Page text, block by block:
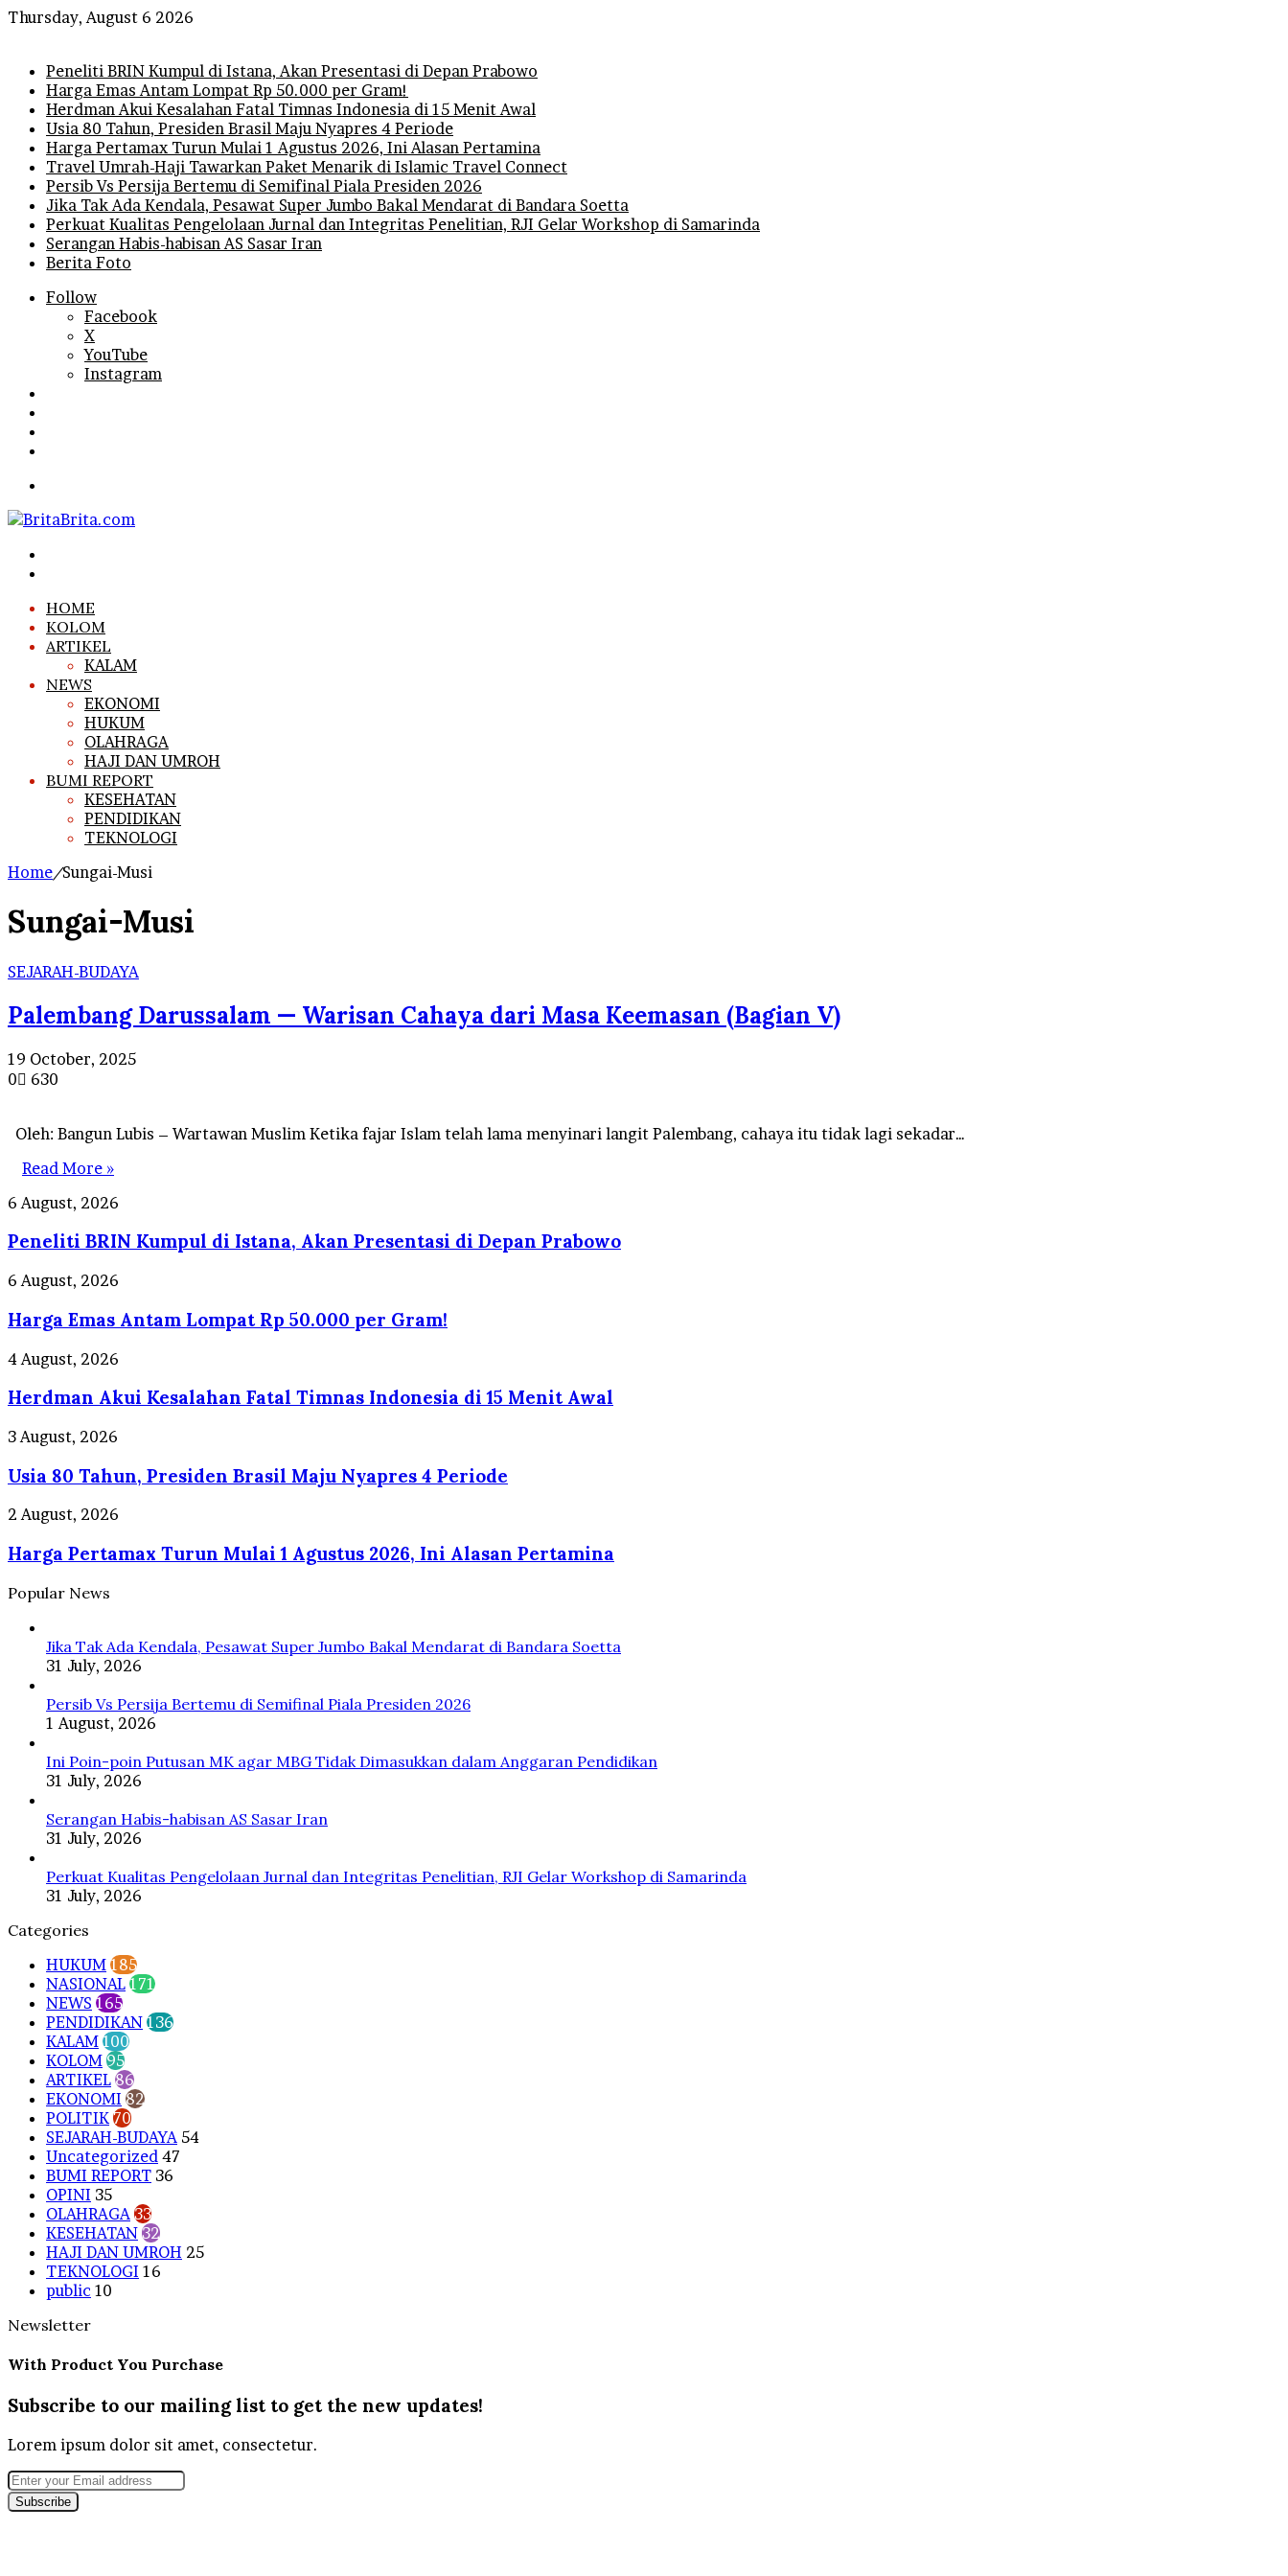
Thursday, August 6 2026
Peneliti BRIN Kumpul di Istana, Akan Presentasi di Depan Prabowo
Harga Emas Antam Lompat Rp 50.000 per Gram!
Herdman Akui Kesalahan Fatal Timnas Indonesia di 15 Menit Awal
Usia 80 Tahun, Presiden Brasil Maju Nyapres 4 Periode
Harga Pertamax Turun Mulai 1 Agustus 2026, Ini Alasan Pertamina
Travel Umrah-Haji Tawarkan Paket Menarik di Islamic Travel Connect
Persib Vs Persija Bertemu di Semifinal Piala Presiden 2026
Jika Tak Ada Kendala, Pesawat Super Jumbo Bakal Mendarat di Bandara Soetta
Perkuat Kualitas Pengelolaan Jurnal dan Integritas Penelitian, RJI Gelar Workshop di Samarinda
Serangan Habis-habisan AS Sasar Iran
Berita Foto
Follow
Facebook
X
YouTube
Instagram
HOME
KOLOM
ARTIKEL
KALAM
NEWS
EKONOMI
HUKUM
OLAHRAGA
HAJI DAN UMROH
BUMI REPORT
KESEHATAN
PENDIDIKAN
TEKNOLOGI
Home/Sungai-Musi
Sungai-Musi
SEJARAH-BUDAYA
Palembang Darussalam — Warisan Cahaya dari Masa Keemasan (Bagian V)
19 October, 2025
0
630
Oleh: Bangun Lubis – Wartawan Muslim Ketika fajar Islam telah lama menyinari langit Palembang, cahaya itu tidak lagi sekadar…
Read More »
Peneliti
Kumpul
Istana,
Presentasi
Depan
Prabowo
6 August, 2026
Peneliti BRIN Kumpul di Istana, Akan Presentasi di Depan Prabowo
Harga
Antam
Lompat
Rp
per
6 August, 2026
Harga Emas Antam Lompat Rp 50.000 per Gram!
Herdman
Kesalahan
Timnas
di
Menit
Awal
4 August, 2026
Herdman Akui Kesalahan Fatal Timnas Indonesia di 15 Menit Awal
Usia
Tahun,
Brasil
Nyapres
Periode
3 August, 2026
Usia 80 Tahun, Presiden Brasil Maju Nyapres 4 Periode
Harga
Turun
Mulai
1
2026,
Alasan
Pertamina
2 August, 2026
Harga Pertamax Turun Mulai 1 Agustus 2026, Ini Alasan Pertamina
Popular News
Jika Tak Ada Kendala, Pesawat Super Jumbo Bakal Mendarat di Bandara Soetta
31 July, 2026
Persib Vs Persija Bertemu di Semifinal Piala Presiden 2026
1 August, 2026
Ini Poin-poin Putusan MK agar MBG Tidak Dimasukkan dalam Anggaran Pendidikan
31 July, 2026
Serangan Habis-habisan AS Sasar Iran
31 July, 2026
Perkuat Kualitas Pengelolaan Jurnal dan Integritas Penelitian, RJI Gelar Workshop di Samarinda
31 July, 2026
Categories
HUKUM 185
NASIONAL 171
NEWS 165
PENDIDIKAN 136
KALAM 100
KOLOM 95
ARTIKEL 86
EKONOMI 82
POLITIK 70
SEJARAH-BUDAYA 54
Uncategorized 47
BUMI REPORT 36
OPINI 35
OLAHRAGA 33
KESEHATAN 32
HAJI DAN UMROH 25
TEKNOLOGI 16
public 10
Newsletter
With Product You Purchase
Subscribe to our mailing list to get the new updates!
Lorem ipsum dolor sit amet, consectetur.
Enter
your
Email